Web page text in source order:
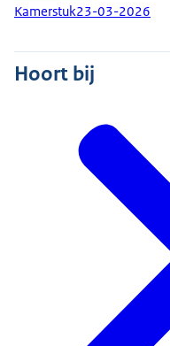
Kamerstuk23-03-2026
Hoort bij